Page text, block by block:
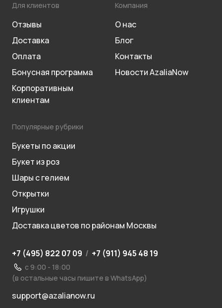
Для клиентов
Отзывы
Доставка
Оплата
Бонусная программа
Корпоративным
клиентам
Компания
О нас
Блог
Контакты
Новости AzaliaNow
Популярные рубрики
Букеты по акции
Букет из роз
Шары с гелием
Открытки
Игрушки
Доставка цветов по районам Москвы
+7 (495) 822 07 09 / +7 (911) 945 48 19
с 9:00 - 18:00
(в остальные часы пишите в WhatsApp)
support@azalianow.ru